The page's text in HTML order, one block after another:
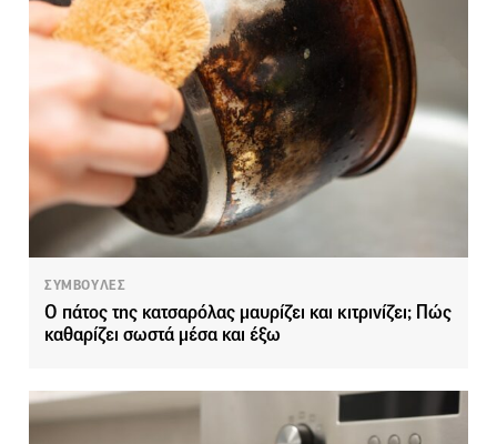
ΣΥΜΒΟΥΛΕΣ
Ο πάτος της κατσαρόλας μαυρίζει και κιτρινίζει; Πώς
καθαρίζει σωστά μέσα και έξω